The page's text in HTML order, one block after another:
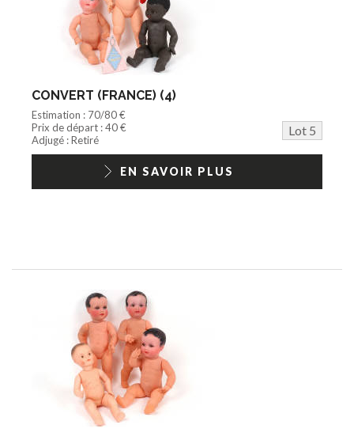
CONVERT (FRANCE) (4)
Estimation : 70/80 €
Prix de départ : 40 €
Lot 5
Adjugé : Retiré
EN SAVOIR PLUS